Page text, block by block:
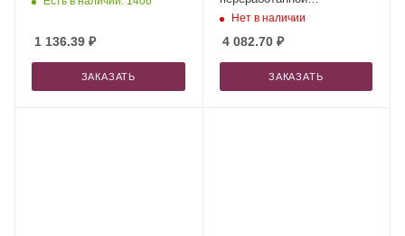
1 136.39 ₽
ЗАКАЗАТЬ
нержавеющей стали RCS с
двойными стенками и
набором из 3 крышек -
Синий Navy
Нет в наличии
4 082.70₽
ЗАКАЗАТЬ